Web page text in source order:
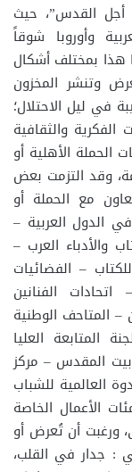
أجل القدس”، حيث
وأوروبا شوقاً
بمختلف أشكال
وتنشر المخزون
في ليل الاحتلال؛
والثقافية
الحملة الأهلية أو
وقد التزمت بعض
مع الحملة أو
الدول العربية –
والأدباء العرب –
– الفضائيات
الفنانين
– المتاحف الوطنية
المتابعة العليا
المقدس – مركز
العالمية للشباب
الأعمال الخاصة
ورغبت أن تُعرض أو
: جدار في القلب،